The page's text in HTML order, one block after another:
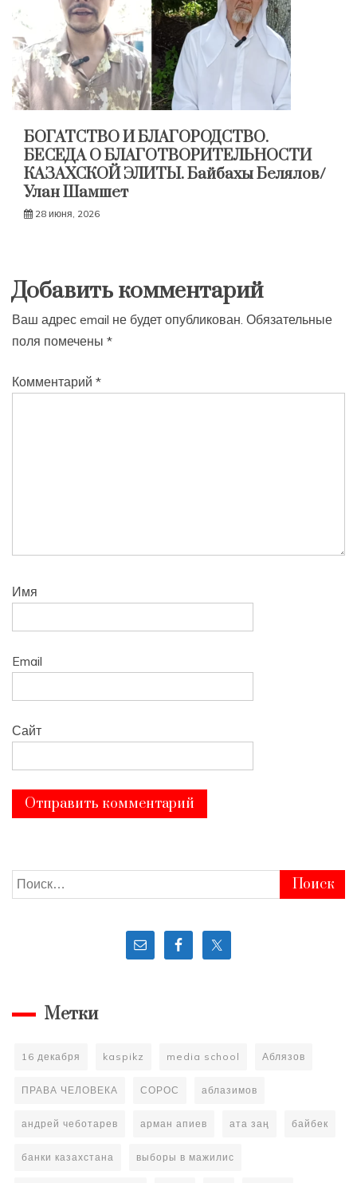
БОГАТСТВО И БЛАГОРОДСТВО.
БЕСЕДА О БЛАГОТВОРИТЕЛЬНОСТИ
КАЗАХСКОЙ ЭЛИТЫ. Байбахы Белялов/
Улан Шамшет
28 июня, 2026
Добавить комментарий
Ваш адрес email не будет опубликован. Обязательные
поля помечены *
Комментарий *
Имя
Email
Сайт
Найти:
Метки
16 декабря kaspikz media school Аблязов
ПРАВА ЧЕЛОВЕКА СОРОС аблазимов
андрей чеботарев арман апиев ата заң байбек
банки казахстана выборы в мажилис